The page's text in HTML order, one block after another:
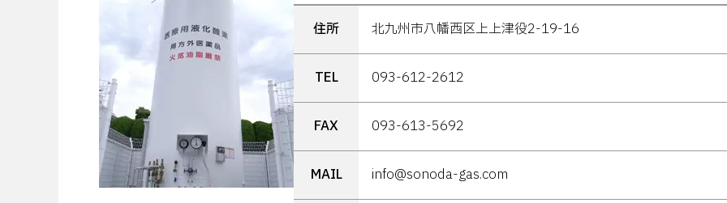
住所 北九州市八幡西区上上津役2-19-16
TEL 093-612-2612
FAX 093-613-5692
MAIL info@sonoda-gas.com